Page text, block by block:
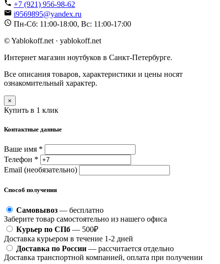
+7 (921) 956-98-62
i9569895@yandex.ru
Пн-Сб: 11:00-18:00, Вс: 11:00-17:00
© Yablokoff.net · yablokoff.net
Интернет магазин ноутбуков в Санкт-Петербурге.
Все описания товаров, характеристики и цены носят
ознакомительный характер.
×
Купить в 1 клик
Контактные данные
Ваше имя *
Телефон *
Email (необязательно)
Способ получения
Самовывоз — бесплатно
Заберите товар самостоятельно из нашего офиса
Курьер по СПб — 500₽
Доставка курьером в течение 1-2 дней
Доставка по России — рассчитается отдельно
Доставка транспортной компанией, оплата при получении